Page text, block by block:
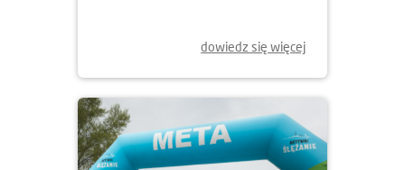
dowiedz się więcej